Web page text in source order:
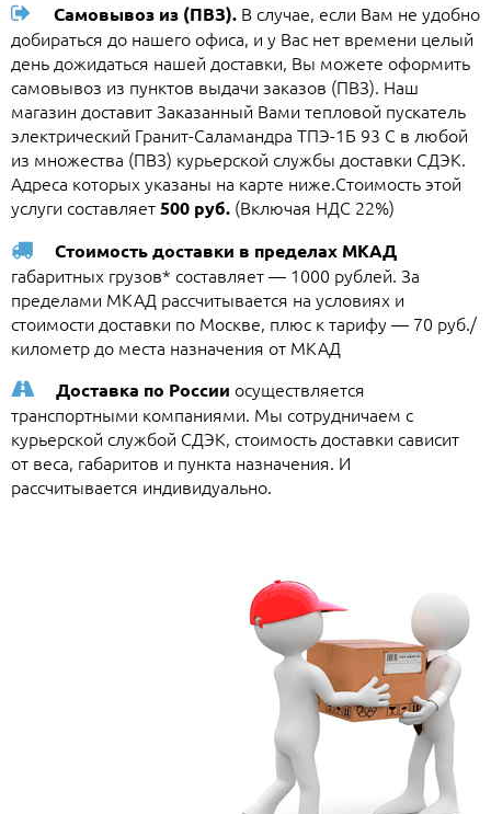
Самовывоз из (ПВЗ). В случае, если Вам не удобно
добираться до нашего офиса, и у Вас нет времени целый
день дожидаться нашей доставки, Вы можете оформить
самовывоз из пунктов выдачи заказов (ПВЗ). Наш
магазин доставит Заказанный Вами тепловой пускатель
электрический Гранит-Саламандра ТПЭ-1Б 93 C в любой
из множества (ПВЗ) курьерской службы доставки СДЭК.
Адреса которых указаны на карте ниже.Стоимость этой
услуги составляет500 руб. (Включая НДС 22%)
Стоимость доставки в пределах МКАД
габаритных грузов* составляет — 1000 рублей. За
пределами МКАД рассчитывается на условиях и
стоимости доставки по Москве, плюс к тарифу — 70 руб./
километр до места назначения от МКАД
Доставка по России осуществляется
транспортными компаниями. Мы сотрудничаем с
курьерской службой СДЭК, стоимость доставки сависит
от веса, габаритов и пункта назначения. И
рассчитывается индивидуально.